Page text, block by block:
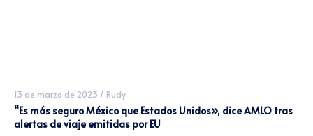
13 de marzo de 2023 / Rudy
“Es más seguro México que Estados Unidos», dice AMLO tras
alertas de viaje emitidas por EU